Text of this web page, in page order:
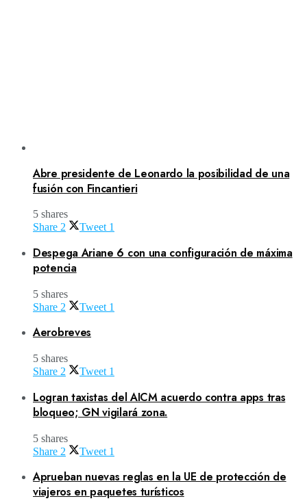
Abre presidente de Leonardo la posibilidad de una
fusión con Fincantieri
5 shares
Share 2 Tweet 1
Despega Ariane 6 con una configuración de máxima
potencia
5 shares
Share 2 Tweet 1
Aerobreves
5 shares
Share 2 Tweet 1
Logran taxistas del AICM acuerdo contra apps tras
bloqueo; GN vigilará zona.
5 shares
Share 2 Tweet 1
Aprueban nuevas reglas en la UE de protección de
viajeros en paquetes turísticos